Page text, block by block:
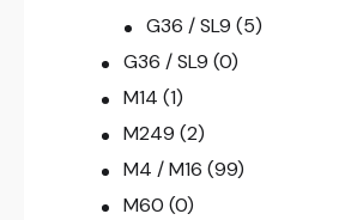
G36 / SL9 (5)
G36 / SL9 (0)
M14 (1)
M249 (2)
M4 / M16 (99)
M60 (0)